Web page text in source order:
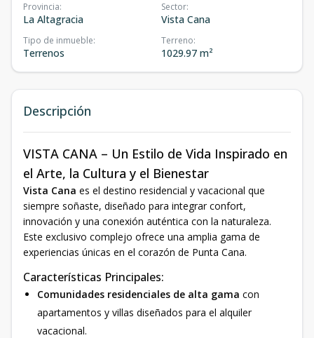
Provincia:
La Altagracia
Sector:
Vista Cana
Tipo de inmueble:
Terrenos
Terreno:
1029.97 m²
Descripción
VISTA CANA – Un Estilo de Vida Inspirado en
el Arte, la Cultura y el Bienestar
Vista Cana es el destino residencial y vacacional que
siempre soñaste, diseñado para integrar confort,
innovación y una conexión auténtica con la naturaleza.
Este exclusivo complejo ofrece una amplia gama de
experiencias únicas en el corazón de Punta Cana.
Características Principales:
Comunidades residenciales de alta gama con
apartamentos y villas diseñados para el alquiler
vacacional.